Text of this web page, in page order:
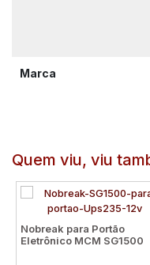
Marca
Quem viu, viu
Nobreak para Portão
Eletrônico MCM SG1500